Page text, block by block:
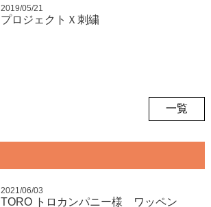
2019/05/21
プロジェクトＸ刺繍
一覧
2021/06/03
TORO トロカンパニー様 ワッペン